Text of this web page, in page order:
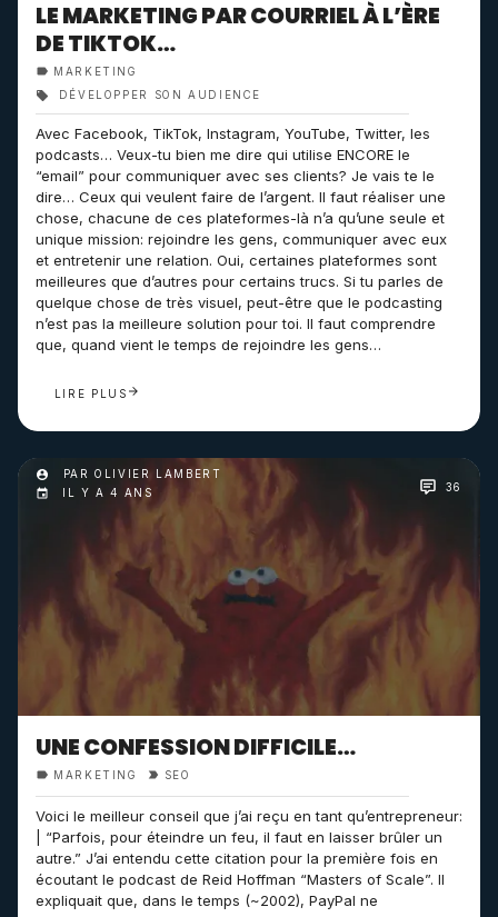
LE MARKETING PAR COURRIEL À L’ÈRE
DE TIKTOK…
MARKETING
DÉVELOPPER SON AUDIENCE
Avec Facebook, TikTok, Instagram, YouTube, Twitter, les
podcasts… Veux-tu bien me dire qui utilise ENCORE le
“email” pour communiquer avec ses clients? Je vais te le
dire… Ceux qui veulent faire de l’argent. Il faut réaliser une
chose, chacune de ces plateformes-là n’a qu’une seule et
unique mission: rejoindre les gens, communiquer avec eux
et entretenir une relation. Oui, certaines plateformes sont
meilleures que d’autres pour certains trucs. Si tu parles de
quelque chose de très visuel, peut-être que le podcasting
n’est pas la meilleure solution pour toi. Il faut comprendre
que, quand vient le temps de rejoindre les gens…
LIRE PLUS
UNE CONFESSION DIFFICILE…
MARKETING SEO
Voici le meilleur conseil que j’ai reçu en tant qu’entrepreneur:
| “Parfois, pour éteindre un feu, il faut en laisser brûler un
autre.” J’ai entendu cette citation pour la première fois en
écoutant le podcast de Reid Hoffman “Masters of Scale”. Il
expliquait que, dans le temps (~2002), PayPal ne
PAR OLIVIER LAMBERT
IL Y A 4 ANS
36